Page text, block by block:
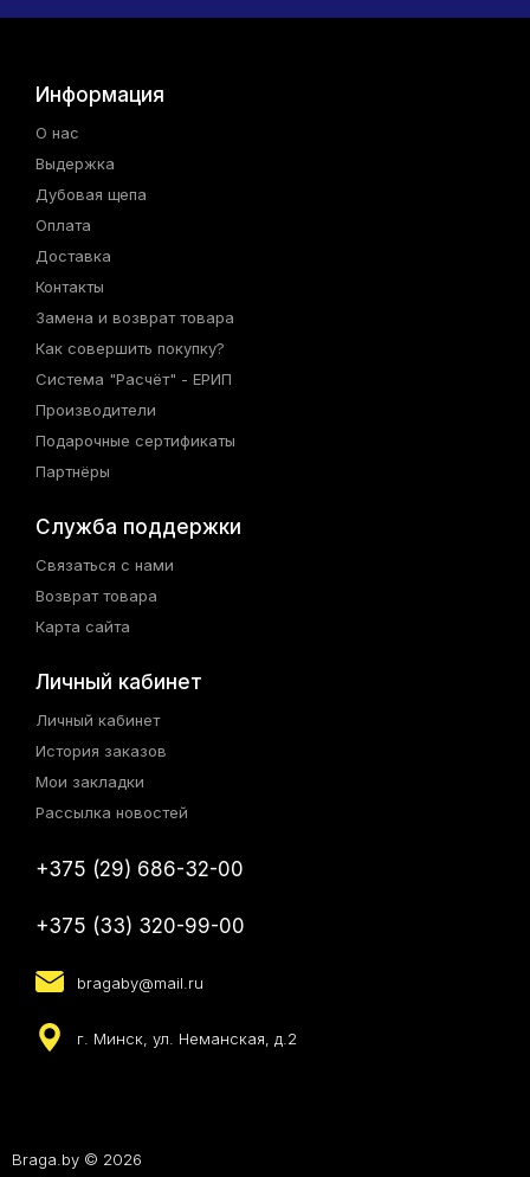
Информация
О нас
Выдержка
Дубовая щепа
Оплата
Доставка
Контакты
Замена и возврат товара
Как совершить покупку?
Система "Расчёт" - ЕРИП
Производители
Подарочные сертификаты
Партнёры
Служба поддержки
Связаться с нами
Возврат товара
Карта сайта
Личный кабинет
Личный кабинет
История заказов
Мои закладки
Рассылка новостей
+375 (29) 686-32-00
+375 (33) 320-99-00
bragaby@mail.ru
г. Минск, ул. Неманская, д.2
Braga.by © 2026